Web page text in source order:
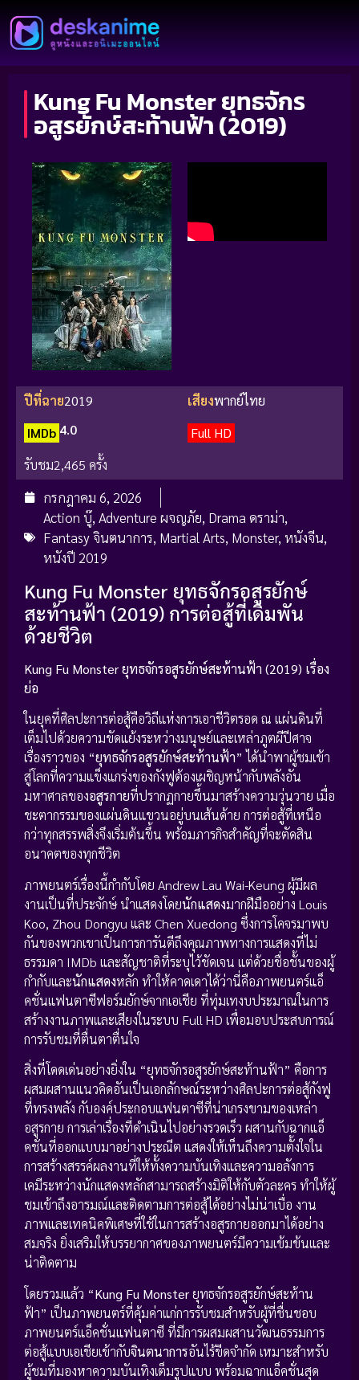
Kung Fu Monster ยุทธจักร
อสูรยักษ์สะท้านฟ้า (2019)
ปีที่ฉาย2019 เสียงพากย์ไทย
IMDb 4.0
Full HD
รับชม2,465 ครั้ง
กรกฎาคม 6, 2026
Action บู๊, Adventure ผจญภัย, Drama ดราม่า,
Fantasy จินตนาการ, Martial Arts, Monster, หนังจีน,
หนังปี 2019
Kung Fu Monster ยุทธจักรอสูรยักษ์
สะท้านฟ้า (2019) การต่อสู้ที่เดิมพัน
ด้วยชีวิต
Kung Fu Monster ยุทธจักรอสูรยักษ์สะท้านฟ้า (2019) เรื่อง
ย่อ
ในยุคที่ศิลปะการต่อสู้คือวิถีแห่งการเอาชีวิตรอด ณ แผ่นดินที่
เต็มไปด้วยความขัดแย้งระหว่างมนุษย์และเหล่าภูตผีปีศาจ
เรื่องราวของ “ยุทธจักรอสูรยักษ์สะท้านฟ้า” ได้นำพาผู้ชมเข้า
สู่โลกที่ความแข็งแกร่งของกังฟูต้องเผชิญหน้ากับพลังอัน
มหาศาลของอสูรกายที่ปรากฏกายขึ้นมาสร้างความวุ่นวาย เมื่อ
ชะตากรรมของแผ่นดินแขวนอยู่บนเส้นด้าย การต่อสู้ที่เหนือ
กว่าทุกสรรพสิ่งจึงเริ่มต้นขึ้น พร้อมภารกิจสำคัญที่จะตัดสิน
อนาคตของทุกชีวิต
ภาพยนตร์เรื่องนี้กำกับโดย Andrew Lau Wai-Keung ผู้มีผล
งานเป็นที่ประจักษ์ นำแสดงโดยนักแสดงมากฝีมืออย่าง Louis
Koo, Zhou Dongyu และ Chen Xuedong ซึ่งการโคจรมาพบ
กันของพวกเขาเป็นการการันตีถึงคุณภาพทางการแสดงที่ไม่
ธรรมดา IMDb และสัญชาติที่ระบุไว้ชัดเจน แต่ด้วยชื่อชั้นของผู้
กำกับและนักแสดงหลัก ทำให้คาดเดาได้ว่านี่คือภาพยนตร์แอ็
คชั่นแฟนตาซีฟอร์มยักษ์จากเอเชีย ที่ทุ่มเทงบประมาณในการ
สร้างงานภาพและเสียงในระบบ Full HD เพื่อมอบประสบการณ์
การรับชมที่ตื่นตาตื่นใจ
สิ่งที่โดดเด่นอย่างยิ่งใน “ยุทธจักรอสูรยักษ์สะท้านฟ้า” คือการ
ผสมผสานแนวคิดอันเป็นเอกลักษณ์ระหว่างศิลปะการต่อสู้กังฟู
ที่ทรงพลัง กับองค์ประกอบแฟนตาซีที่น่าเกรงขามของเหล่า
อสูรกาย การเล่าเรื่องที่ดำเนินไปอย่างรวดเร็ว ผสานกับฉากแอ็
คชั่นที่ออกแบบมาอย่างประณีต แสดงให้เห็นถึงความตั้งใจใน
การสร้างสรรค์ผลงานที่ให้ทั้งความบันเทิงและความอลังการ
เคมีระหว่างนักแสดงหลักสามารถสร้างมิติให้กับตัวละคร ทำให้ผู้
ชมเข้าถึงอารมณ์และติดตามการต่อสู้ได้อย่างไม่น่าเบื่อ งาน
ภาพและเทคนิคพิเศษที่ใช้ในการสร้างอสูรกายออกมาได้อย่าง
สมจริง ยิ่งเสริมให้บรรยากาศของภาพยนตร์มีความเข้มข้นและ
น่าติดตาม
โดยรวมแล้ว “Kung Fu Monsterยุทธจักรอสูรยักษ์สะท้าน
ฟ้า” เป็นภาพยนตร์ที่คุ้มค่าแก่การรับชมสำหรับผู้ที่ชื่นชอบ
ภาพยนตร์แอ็คชั่นแฟนตาซี ที่มีการผสมผสานวัฒนธรรมการ
ต่อสู้แบบเอเชียเข้ากับจินตนาการอันไร้ขีดจำกัด เหมาะสำหรับ
ผู้ชมที่มองหาความบันเทิงเต็มรูปแบบ พร้อมฉากแอ็คชั่นสุด